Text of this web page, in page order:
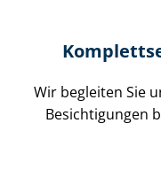
Wir begleiten Sie
Besichtigungen